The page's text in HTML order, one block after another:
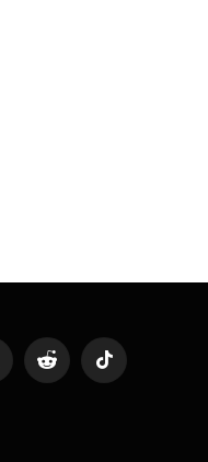
Reddit TikTok